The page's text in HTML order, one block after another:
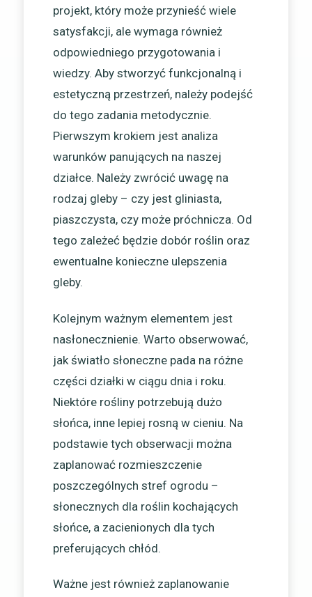
projekt, który może przynieść wiele
satysfakcji, ale wymaga również
odpowiedniego przygotowania i
wiedzy. Aby stworzyć funkcjonalną i
estetyczną przestrzeń, należy podejść
do tego zadania metodycznie.
Pierwszym krokiem jest analiza
warunków panujących na naszej
działce. Należy zwrócić uwagę na
rodzaj gleby – czy jest gliniasta,
piaszczysta, czy może próchnicza. Od
tego zależeć będzie dobór roślin oraz
ewentualne konieczne ulepszenia
gleby.
Kolejnym ważnym elementem jest
nasłonecznienie. Warto obserwować,
jak światło słoneczne pada na różne
części działki w ciągu dnia i roku.
Niektóre rośliny potrzebują dużo
słońca, inne lepiej rosną w cieniu. Na
podstawie tych obserwacji można
zaplanować rozmieszczenie
poszczególnych stref ogrodu –
słonecznych dla roślin kochających
słońce, a zacienionych dla tych
preferujących chłód.
Ważne jest również zaplanowanie